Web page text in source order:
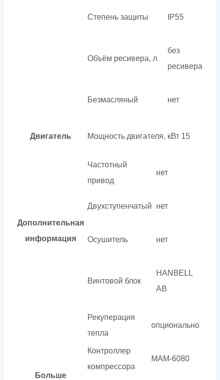
Степень защиты IP55
Объём ресивера, л
без
ресивера
Безмасляный нет
Двигатель Мощность двигателя, кВт 15
Дополнительная
информация
Частотный
привод
нет
Двухступенчатый нет
Осушитель нет
Винтовой блок
HANBELL
AB
Больше
Рекуперация
тепла
опционально
Контроллер
компрессора
МАМ-6080